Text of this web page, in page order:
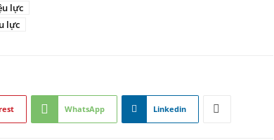
lực
lực
WhatsApp Linkedin